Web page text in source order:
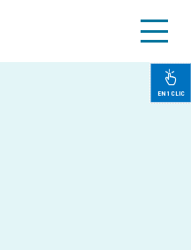
EN 1 CLIC